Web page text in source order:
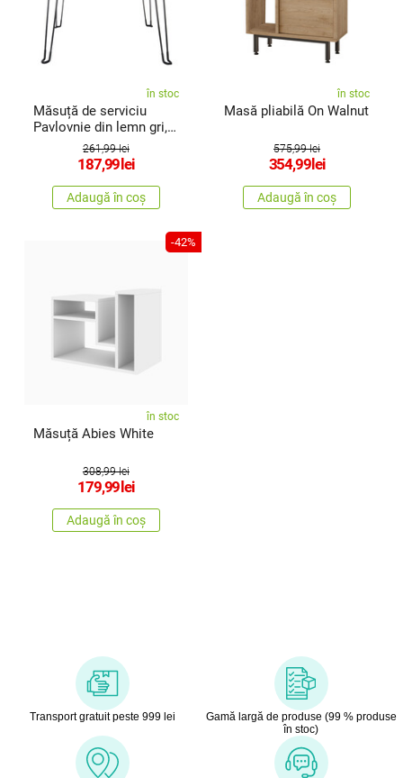
în stoc
Măsuță de serviciu
Pavlovnie din lemn gri,
54 x 28cm261,99 lei
187,99 lei
Adaugă în coș
în stoc
Masă pliabilă On Walnut
575,99 lei
354,99 lei
Adaugă în coș
-42%
în stoc
Măsuță Abies White
308,99 lei
179,99 lei
Adaugă în coș
Transport gratuit peste 999 lei
Gamă largă de produse (99 % produse
în stoc)